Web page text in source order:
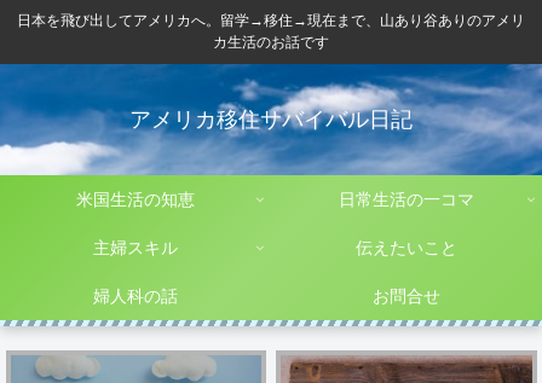
日本を飛び出してアメリカへ。留学→移住→現在まで、山あり谷ありのアメリ
カ生活のお話です
アメリカ移住サバイバル日記
米国生活の知恵 日常生活の一コマ
主婦スキル 伝えたいこと
婦人科の話 お問合せ